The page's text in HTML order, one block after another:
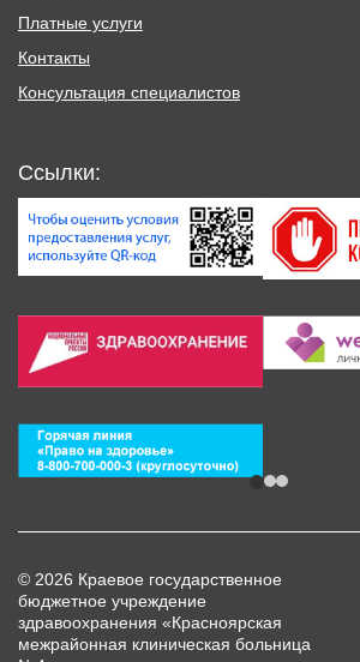
Платные услуги
Контакты
Консультация специалистов
Ссылки:
© 2026 Краевое государственное
бюджетное учреждение
здравоохранения «Красноярская
межрайонная клиническая больница